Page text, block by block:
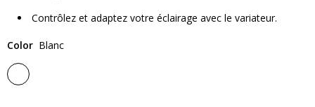
Contrôlez et adaptez votre éclairage avec le variateur.
Color Blanc